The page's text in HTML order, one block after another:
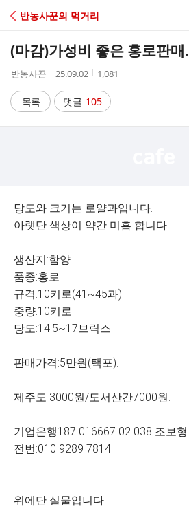
C
A
반농사꾼의 먹거리
(마감)가성비 좋은 홍로판매.
작
자
반농사꾼
작
시
간
25.09.02
조
수
1,081
목록 댓글 105
당도와 크기는 로얄과입니다.
아랫단 색상이 약간 미흡 합니다.
생산지:함양.
품종:홍로
규격:10키로(41~45과)
중량:10키로.
당도:14.5~17브릭스.
판매가격:5만원(택포).
제주도 3000원/도서산간7000원.
기업은행187 016667 02 038 조보형
전번:010 9289 7814.
위에단 실물입니다.